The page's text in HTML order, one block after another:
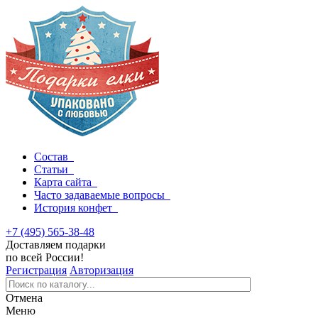
Состав
Статьи
Карта сайта
Часто задаваемые вопросы
История конфет
+7 (495) 565-38-48
Доставляем подарки
по всей России!
Регистрация Авторизация
Отмена
Меню